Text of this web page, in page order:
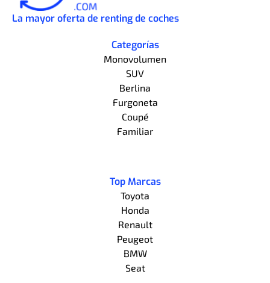
La mayor oferta de renting de coches
Categorías
Monovolumen
SUV
Berlina
Furgoneta
Coupé
Familiar
Top Marcas
Toyota
Honda
Renault
Peugeot
BMW
Seat